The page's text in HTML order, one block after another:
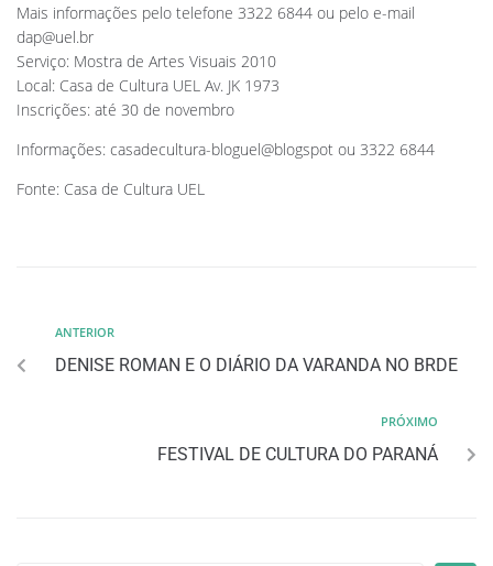
Mais informações pelo telefone 3322 6844 ou pelo e-mail
dap@uel.br
Serviço: Mostra de Artes Visuais 2010
Local: Casa de Cultura UEL Av. JK 1973
Inscrições: até 30 de novembro
Informações: casadecultura-bloguel@blogspot ou 3322 6844
Fonte: Casa de Cultura UEL
ANTERIOR
DENISE ROMAN E O DIÁRIO DA VARANDA NO BRDE
PRÓXIMO
FESTIVAL DE CULTURA DO PARANÁ